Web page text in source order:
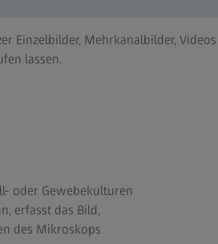
Einzelbilder, Mehrkanalbilder,
lassen.
oder Gewebekulturen
erfasst das Bild,
des Mikroskops